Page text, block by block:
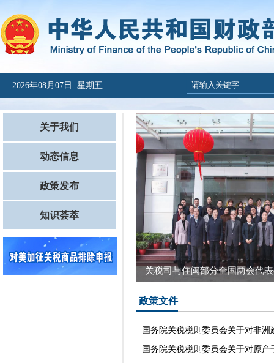
2026年08月07日 星期五
关于我们
动态信息
政策发布
知识荟萃
关税司与住闽部分全国两会代
关税司召开财政关税专家座谈会
政策文件
国务院关税税则委员会关于对非洲
国务院关税税则委员会关于对原产